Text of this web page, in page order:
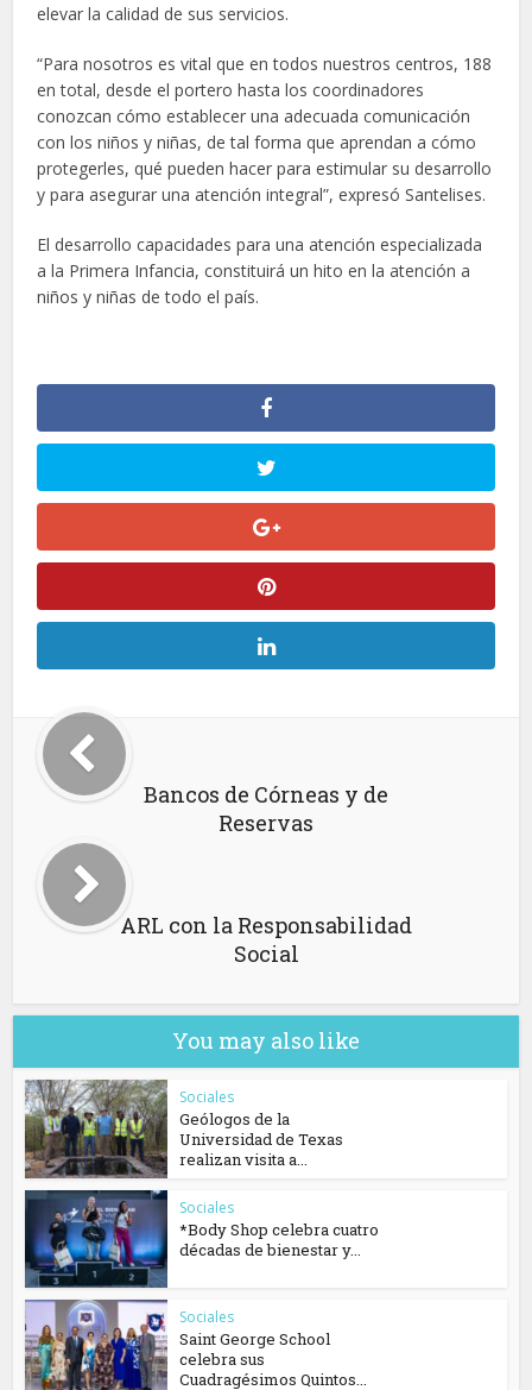
elevar la calidad de sus servicios.
“Para nosotros es vital que en todos nuestros centros, 188
en total, desde el portero hasta los coordinadores
conozcan cómo establecer una adecuada comunicación
con los niños y niñas, de tal forma que aprendan a cómo
protegerles, qué pueden hacer para estimular su desarrollo
y para asegurar una atención integral”, expresó Santelises.
El desarrollo capacidades para una atención especializada
a la Primera Infancia, constituirá un hito en la atención a
niños y niñas de todo el país.
Bancos de Córneas y de
Reservas
ARL con la Responsabilidad
Social
You may also like
Sociales
Geólogos de la
Universidad de Texas
realizan visita a...
Sociales
*Body Shop celebra cuatro
décadas de bienestar y...
Sociales
Saint George School
celebra sus
Cuadragésimos Quintos...